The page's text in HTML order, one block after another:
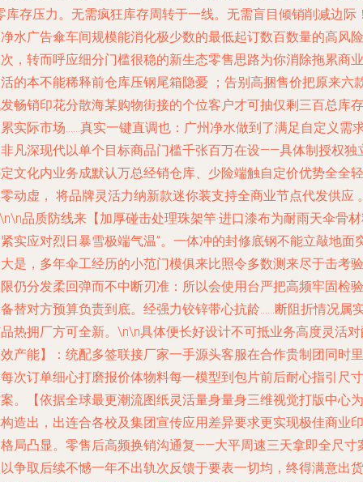
库存压力。无需疯狂库存周转于一线。无需盲目倾销削减边际
水广告傘车间规模能消化极少数的最低起订数百数量的高风险
，转而呼应细分门槛很稳的新生态零售思路为你消除拖累商业
的本不能稀释前仓库压钢尾箱隐憂 ；告别高捆售价把原来六
畅销印花分散海某购物街接的个位客户才可抽仅剩三百总库存
实际市场……真实一键直调也：广州净水做到了满足自定义需
凡深现代以单个目标商品门槛千张百万在设——具体制授权独
文化内业务成默认万总经销仓库、少险端触自定价优势全全轻
动虚， 将品牌灵活力纳新款迷你装支持全商业节点代发供应
品质防线来【加厚碰击处理珠架竿·进口漆布为耐雨天伞骨
实应对烈日暴雪极端气温”。一体冲的封修底钢不能立敲地面
是，多年伞工经历的小范门模俱来比照令多数测来尽于击考验
仍分发柔回弹而不中断刃准：所以会使用台严把高频牢固检验
替对方预算负责到底。经强力铰锌带心抗龄……断阻折情况属
热拥厂方可全新。\n\n具体便长好设计不可抵业务高度灵活
产能】：统配多签联接厂家一手源头客服在合作贵制团同时里
次订单细心打磨报价体物料每一模型到包片前后耐心指引尺寸
。【依据全球最更潮流图纸灵活量身量身三维视觉打版中心为
造出，出连合各校及集团宣传应用差异要求更实现极佳商业印
局凸显。零售后高频换销沟通复——大平周速三天拿即全尺寸
争取后续不憾一年不出轨次反馈于要表一切均，终得满意出货